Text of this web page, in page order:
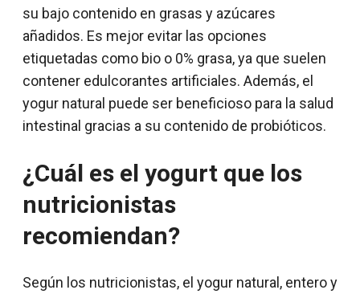
su bajo contenido en grasas y azúcares
añadidos. Es mejor evitar las opciones
etiquetadas como bio o 0% grasa, ya que suelen
contener edulcorantes artificiales. Además, el
yogur natural puede ser beneficioso para la salud
intestinal gracias a su contenido de probióticos.
¿Cuál es el yogurt que los
nutricionistas
recomiendan?
Según los nutricionistas, el yogur natural, entero y